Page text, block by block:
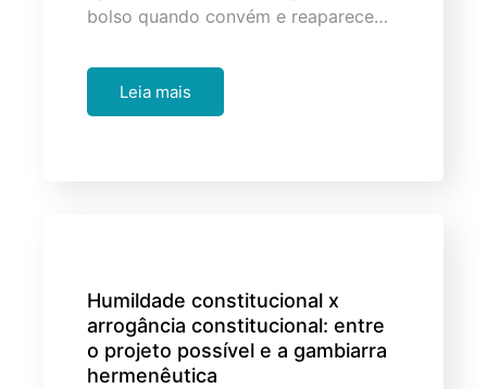
bolso quando convém e reaparece…
Leia mais
Humildade constitucional x
arrogância constitucional: entre
o projeto possível e a gambiarra
hermenêutica